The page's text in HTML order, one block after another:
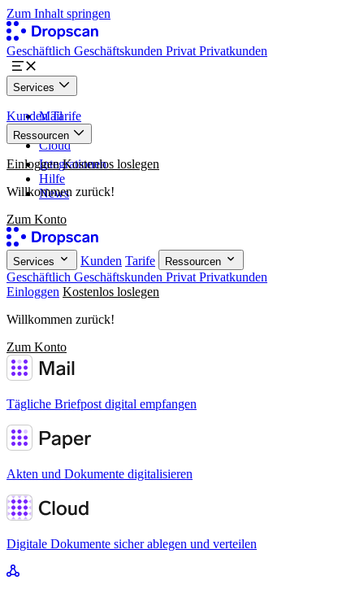
Zum Inhalt springen
Geschäftlich Geschäftskunden Privat Privatkunden
Services
Mail
Paper
Cloud
Kunden Tarife
Ressourcen
Integrationen
Hilfe
News
Einloggen Kostenlos loslegen
Willkommen zurück!
Zum Konto
Services Kunden Tarife Ressourcen
Geschäftlich Geschäftskunden Privat Privatkunden
Einloggen Kostenlos loslegen
Willkommen zurück!
Zum Konto
Tägliche Briefpost digital empfangen
Akten und Dokumente digitalisieren
Digitale Dokumente sicher ablegen und verteilen